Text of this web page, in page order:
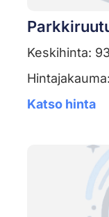
Keskihinta:
Katso hinta